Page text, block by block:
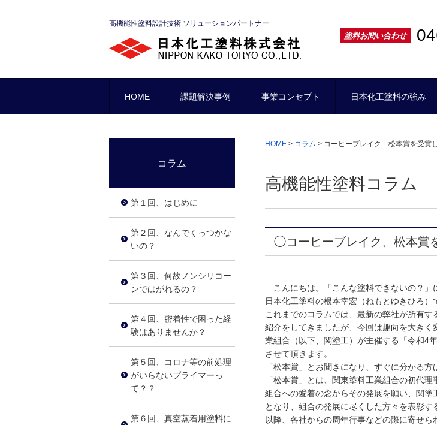
高機能性塗料設計技術 ソリューションパートナー
塗料お問い合わせ
HOME 課題解決事例 事業コンセプト 日本化工塗料の強み
HOME > コラム > コーヒーブレイク 松本賞を受賞
高機能性塗料コラム
◯コーヒーブレイク、松本賞
こんにちは。「こんな塗料できないの？」
日本化工塗料の根本幸宏（ねもとゆきひろ）
これまでのコラムでは、最新の弊社が所有
紹介をしてきましたが、今回は趣向を大き
業組合（以下、関塗工）が主催する「令和
させて頂きます。
「松本賞」とお聞きになり、すぐに分かる方
「松本賞」とは、関東塗料工業組合の初代理
組合への愛着の念からその発展を願い、関
となり、組合の発展に尽くした方々を表彰す
以降、各社からの周年行事などの際に寄せ
コラム
第１回、はじめに
第２回、なんでくっつかな
いの？
第３回、何故ノンシリコー
ンではがれるの？
第４回、密着性で困った経
験はありませんか？
第５回、コロナ等の前処理
がいらないプライマーっ
て？？
第６回、真空蒸着用塗料に